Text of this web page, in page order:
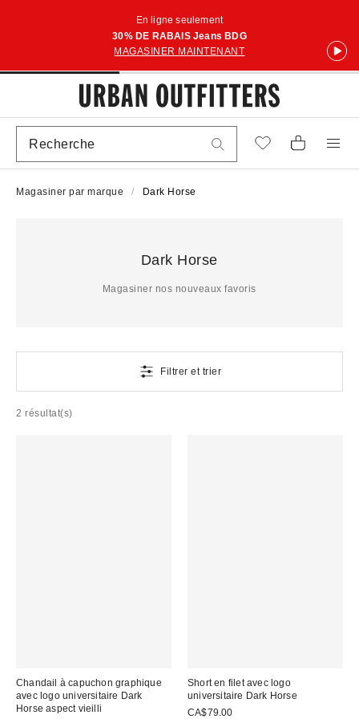
En ligne seulement
30% DE RABAIS Jeans BDG
MAGASINER MAINTENANT
Magasiner par marque Dark Horse
Dark Horse
Magasiner nos nouveaux favoris
Filtrer et trier
2 résultat(s)
Chandail à capuchon graphique
avec logo universitaire Dark
Horse aspect vieilli
Short en filet avec logo
universitaire Dark Horse
CA$79.00